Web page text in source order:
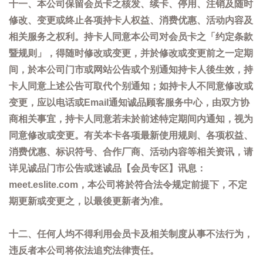
十一、本公司保留会员卡之核发、续卡、停用、注销及随时
修改、变更或终止各项持卡人权益、消费优惠、活动内容及
相关服务之权利。持卡人同意本公司对会员卡之「约定条款
暨规则」，得随时修改或变更，并於修改或变更前之一定期
间，於本公司门市或网站公告或个别通知持卡人後生效，持
卡人同意上述公告可取代个别通知；如持卡人不同意修改或
变更，应以电话或Email通知诚品顾客服务中心，由双方协
商相关事宜，持卡人同意若未於前述特定期间内通知，视为
同意修改或变更。有关本卡各项最新使用规则、各项权益、
消费优惠、标识符号、合作厂商、活动内容等相关资讯，请
详见诚品门市公告或迷诚品【会员专区】讯息：
meet.eslite.com，本公司将於符合法令规定前提下，不定
期更新或变更之，以最後更新者为准。
十二、任何人均不得利用会员卡及相关制度从事不法行为，
违反者本公司将依法追究法律责任。